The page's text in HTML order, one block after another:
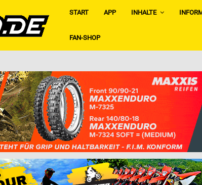
START APP INHALTE
FAN-SHOP